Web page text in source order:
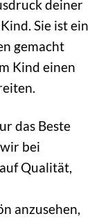
deiner
Sie ist ein
gemacht
Kind einen
das Beste
bei
Qualität,
anzusehen,